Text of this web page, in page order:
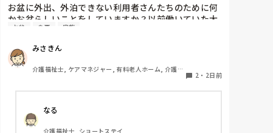
お盆に外出、外泊できない利用者さんたちのために何
かお盆らしいことをしていますか？以前働いていた大
きな施設では実際に住職さんを呼びご焼香できるよう
は、食事内容が変わる、家族が面会に来る…などでし
た。お盆まであと少しです。何かしていることがあれ
ばぜひシェアよろしくお願いします。
お盆 食事 家族
みさきん
介護福祉士, ケアマネジャー, 有料老人ホーム, 介護老
2 ・ 2日前
なる
介護福祉士, ショートステイ